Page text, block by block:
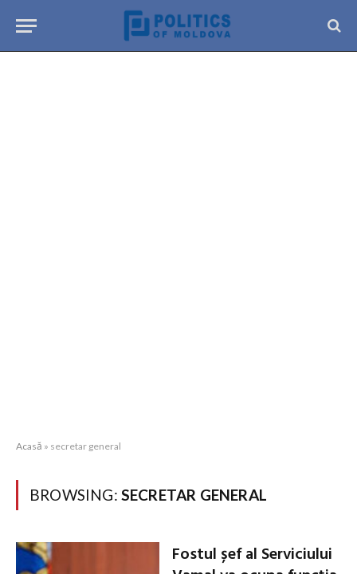
Acasă » secretar general
BROWSING: SECRETAR GENERAL
Fostul șef al Serviciului